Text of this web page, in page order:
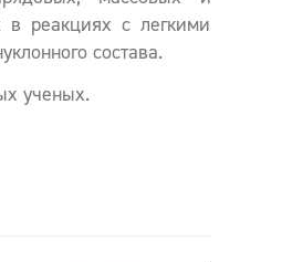
в реакциях с легкими
состава.
ученых.